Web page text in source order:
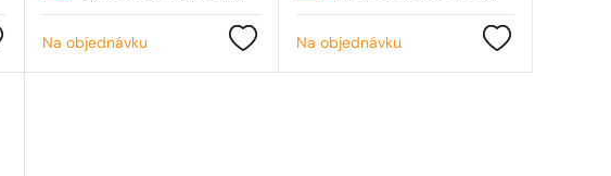
Na objednávku Na objednávku